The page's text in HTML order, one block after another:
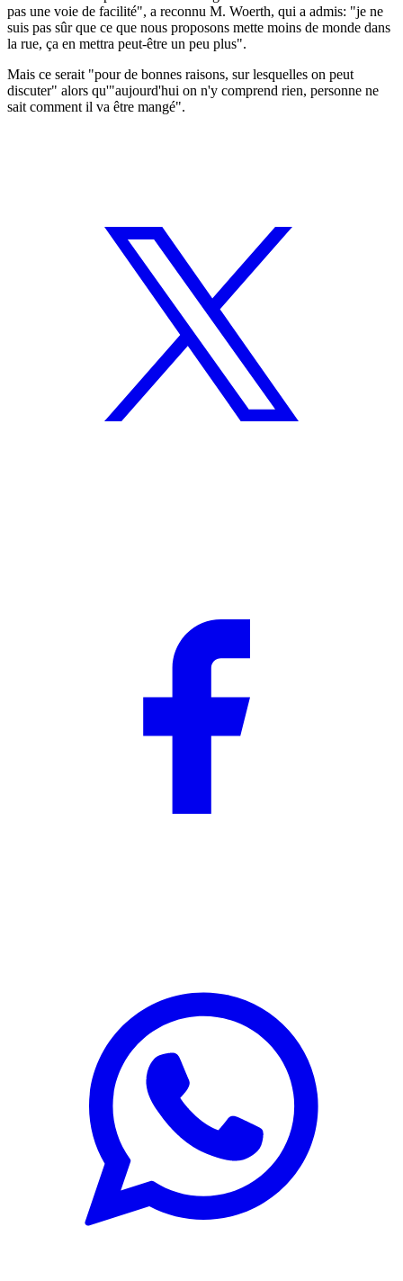
pas une voie de facilité", a reconnu M. Woerth, qui a admis: "je ne
suis pas sûr que ce que nous proposons mette moins de monde dans
la rue, ça en mettra peut-être un peu plus".
Mais ce serait "pour de bonnes raisons, sur lesquelles on peut
discuter" alors qu'"aujourd'hui on n'y comprend rien, personne ne
sait comment il va être mangé".